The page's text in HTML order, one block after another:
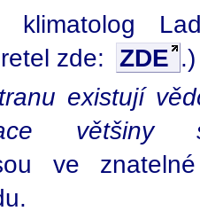
klimatolog
zde: ZDE .)
existují
většiny
ve